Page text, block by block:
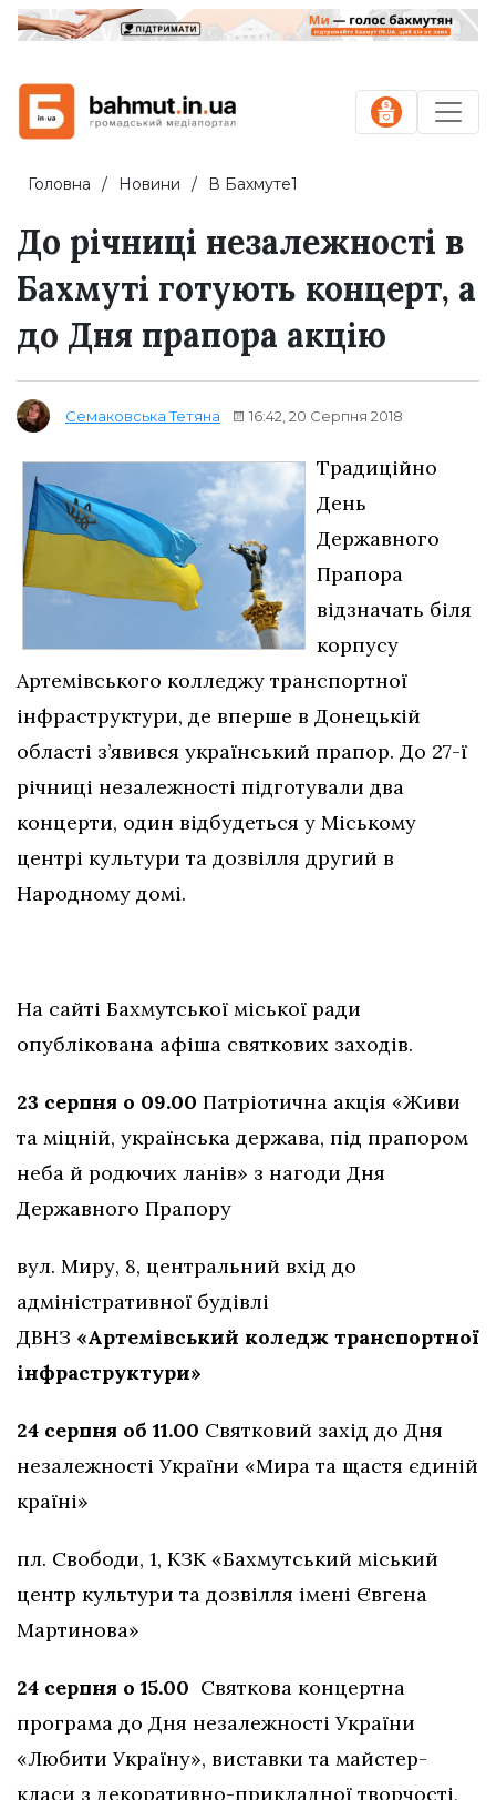
Головна Новини В Бахмуте1
До річниці незалежності в
Бахмуті готують концерт, а
до Дня прапора акцію
Семаковська Тетяна 16:42, 20 Серпня 2018
Традиційно
День
Державного
Прапора
відзначать біля
корпусу
Артемівського колледжу транспортної
інфраструктури, де вперше в Донецькій
області з’явився український прапор. До 27-ї
річниці незалежності підготували два
концерти, один відбудеться у Міському
центрі культури та дозвілля другий в
Народному домі.
На сайті Бахмутської міської ради
опублікована афіша святкових заходів.
23 серпня о 09.00 Патріотична акція «Живи
та міцній, українська держава, під прапором
неба й родючих ланів» з нагоди Дня
Державного Прапору
вул. Миру, 8, центральний вхід до
адміністративної будівлі
ДВНЗ «Артемівський коледж транспортної
інфраструктури»
24 серпня об 11.00 Святковий захід до Дня
незалежності України «Мира та щастя єдиній
країні»
пл. Свободи, 1, КЗК «Бахмутський міський
центр культури та дозвілля імені Євгена
Мартинова»
24 серпня о 15.00 Святкова концертна
програма до Дня незалежності України
«Любити Україну», виставки та майстер-
класи з декоративно-прикладної творчості,